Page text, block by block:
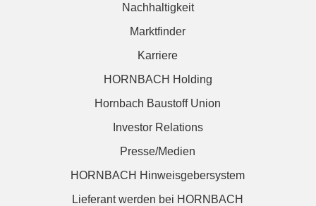
Nachhaltigkeit
Marktfinder
Karriere
HORNBACH Holding
Hornbach Baustoff Union
Investor Relations
Presse/Medien
HORNBACH Hinweisgebersystem
Lieferant werden bei HORNBACH